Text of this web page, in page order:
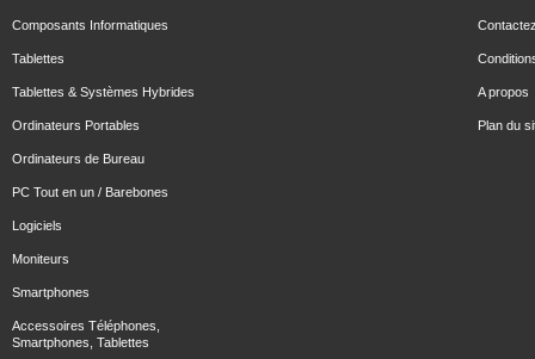
Composants Informatiques
Tablettes
Tablettes & Systèmes Hybrides
Ordinateurs Portables
Ordinateurs de Bureau
PC Tout en un / Barebones
Logiciels
Moniteurs
Smartphones
Accessoires Téléphones,
Smartphones, Tablettes
A propos
Plan du